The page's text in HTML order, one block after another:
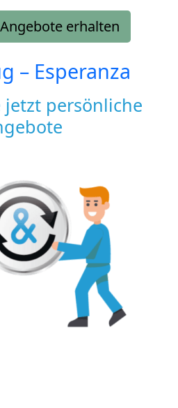
erhalten
– Esperanza
jetzt persönliche